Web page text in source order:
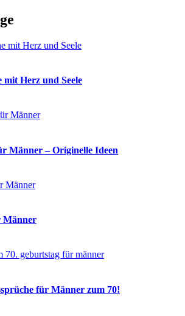
mit Herz und Seele
Männer – Originelle Ideen
Männer
für Männer zum 70!